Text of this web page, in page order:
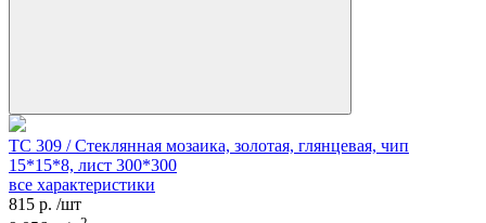
TC 309 / Стеклянная мозаика, золотая, глянцевая, чип
15*15*8, лист 300*300
все характеристики
815 р. /шт